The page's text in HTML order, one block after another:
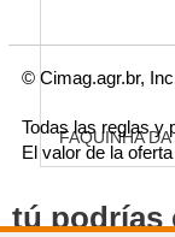
FAQUINHA
tú podrías
© Cimag.agr.br,
Todas las reglas y
El valor de la